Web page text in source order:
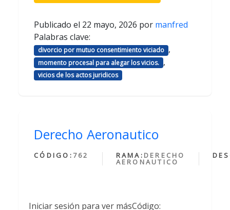
Publicado el 22 mayo, 2026 por manfred
Palabras clave:
divorcio por mutuo consentimiento viciado ,
momento procesal para alegar los vicios. ,
vicios de los actos juridicos
Derecho Aeronautico
CÓDIGO: 762 RAMA: DERECHO
AERONAUTICO
Iniciar sesión para ver másCódigo: